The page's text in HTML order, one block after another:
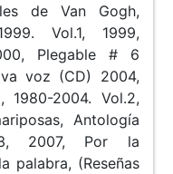
de Van Gogh,
Vol.1, 1999,
Plegable # 6
voz (CD) 2004,
1980-2004. Vol.2,
Antología
2007, Por la
palabra, (Reseñas